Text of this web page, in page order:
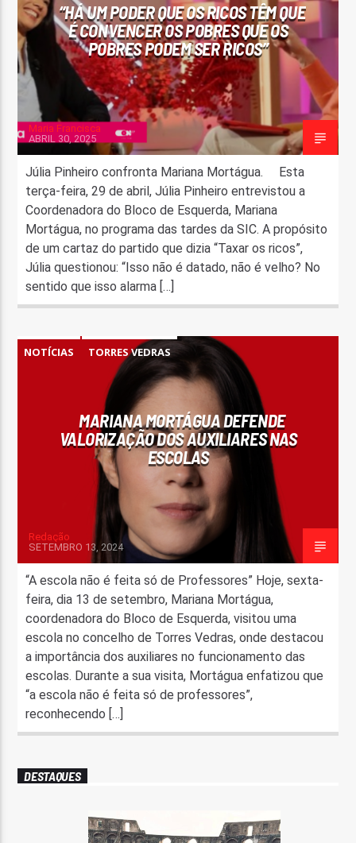
“HÁ UM PODER QUE OS RICOS TÊM QUE
É CONVENCER OS POBRES QUE OS
POBRES PODEM SER RICOS”
Maria Francisca
ABRIL 30, 2025
Júlia Pinheiro confronta Mariana Mortágua. Esta
terça-feira, 29 de abril, Júlia Pinheiro entrevistou a
Coordenadora do Bloco de Esquerda, Mariana
Mortágua, no programa das tardes da SIC. A propósito
de um cartaz do partido que dizia “Taxar os ricos”,
Júlia questionou: “Isso não é datado, não é velho? No
sentido que isso alarma […]
NOTÍCIAS TORRES VEDRAS
MARIANA MORTÁGUA DEFENDE
VALORIZAÇÃO DOS AUXILIARES NAS
ESCOLAS
Redação
SETEMBRO 13, 2024
“A escola não é feita só de Professores” Hoje, sexta-
feira, dia 13 de setembro, Mariana Mortágua,
coordenadora do Bloco de Esquerda, visitou uma
escola no concelho de Torres Vedras, onde destacou
a importância dos auxiliares no funcionamento das
escolas. Durante a sua visita, Mortágua enfatizou que
“a escola não é feita só de professores”,
reconhecendo […]
DESTAQUES